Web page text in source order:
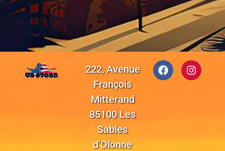
222, Avenue
François
Mitterand
85100 Les
Sables
d’Olonne